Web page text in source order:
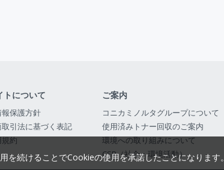
トについて
保護方針
引法に基づく表記
約
ご案内
コニカミノルタグループについて
使用済みトナー回収のご案内
環境への取り組みについて
CSR（社会・環境活動）
続けることでCookieの使用を承諾したことになります。